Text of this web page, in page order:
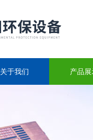
关于我们 产品